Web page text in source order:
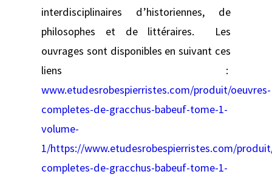
interdisciplinaires d’historiennes, de
philosophes et de littéraires. Les
ouvrages sont disponibles en suivant ces
liens :
www.etudesrobespierristes.com/produit/oeuvres-
completes-de-gracchus-babeuf-tome-1-
volume-
1/https://www.etudesrobespierristes.com/
completes-de-gracchus-babeuf-tome-1-